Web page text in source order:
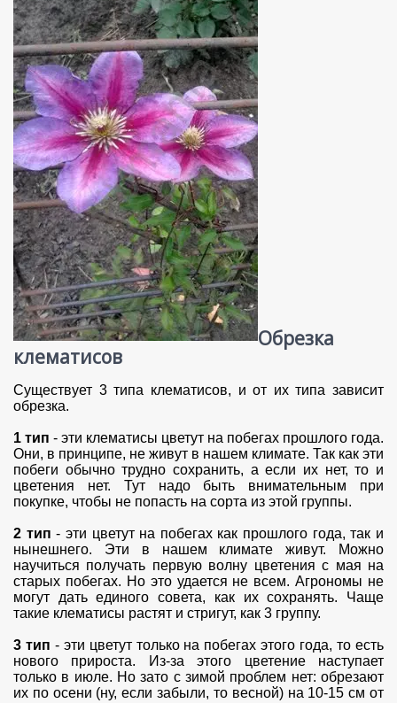
Обрезка
клематисов
Существует 3 типа клематисов, и от их типа зависит
обрезка.
1 тип - эти клематисы цветут на побегах прошлого года.
Они, в принципе, не живут в нашем климате. Так как эти
побеги обычно трудно сохранить, а если их нет, то и
цветения нет. Тут надо быть внимательным при
покупке, чтобы не попасть на сорта из этой группы.
2 тип - эти цветут на побегах как прошлого года, так и
нынешнего. Эти в нашем климате живут. Можно
научиться получать первую волну цветения с мая на
старых побегах. Но это удается не всем. Агрономы не
могут дать единого совета, как их сохранять. Чаще
такие клематисы растят и стригут, как 3 группу.
3 тип - эти цветут только на побегах этого года, то есть
нового прироста. Из-за этого цветение наступает
только в июле. Но зато с зимой проблем нет: обрезают
их по осени (ну, если забыли, то весной) на 10-15 см от